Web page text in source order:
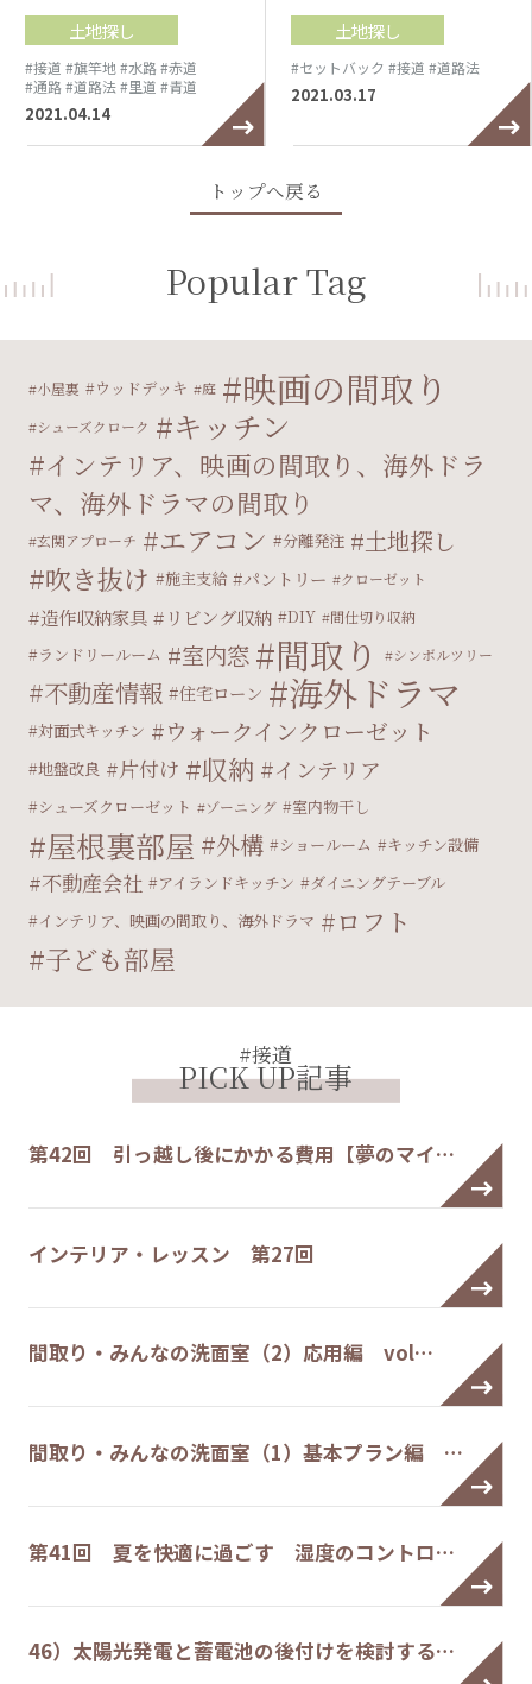
土地探し
#接道 #旗竿地#水路#赤道
#通路#道路法#里道 #青道
2021.04.14
土地探し
#セットバック #接道 #道路法
2021.03.17
トップへ戻る
Popular Tag
小屋裏 ウッドデッキ 庭 映画の間取り
シューズクローク キッチン
インテリア、映画の間取り、海外ドラ
マ、海外ドラマの間取り
玄関アプローチ エアコン 分離発注 土地探し
吹き抜け 施主支給 パントリー クローゼット
造作収納家具 リビング収納 DIY 間仕切り収納
ランドリールーム 室内窓 間取り シンボルツリー
不動産情報 住宅ローン 海外ドラマ
対面式キッチン ウォークインクローゼット
地盤改良 片付け 収納 インテリア
シューズクローゼット ゾーニング 室内物干し
屋根裏部屋 外構 ショールーム キッチン設備
不動産会社 アイランドキッチン
ダイニングテーブル
インテリア、映画の間取り、海外ドラマ
ロフト
子ども部屋
#接道
PICK UP記事
第42回 引っ越し後にかかる費用【夢のマイ…
インテリア・レッスン 第27回
間取り・みんなの洗面室（2）応用編 vol…
間取り・みんなの洗面室（1）基本プラン編 …
第41回 夏を快適に過ごす 湿度のコントロ…
46）太陽光発電と蓄電池の後付けを検討する…